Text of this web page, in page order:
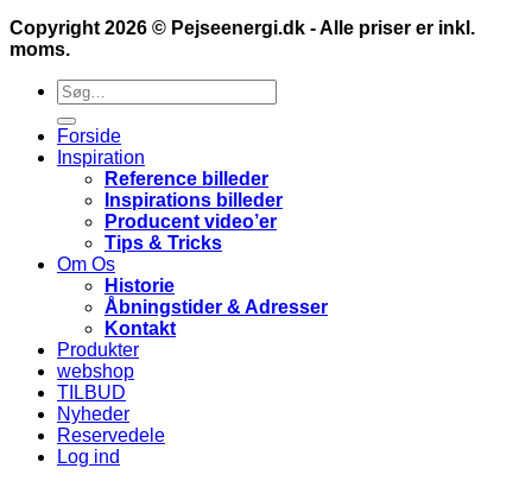
Copyright 2026 © Pejseenergi.dk - Alle priser er inkl.
moms.
Søg
efter:
Forside
Inspiration
Reference billeder
Inspirations billeder
Producent video’er
Tips & Tricks
Om Os
Historie
Åbningstider & Adresser
Kontakt
Produkter
webshop
TILBUD
Nyheder
Reservedele
Log ind